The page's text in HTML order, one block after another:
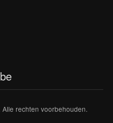
rechten voorbehouden.